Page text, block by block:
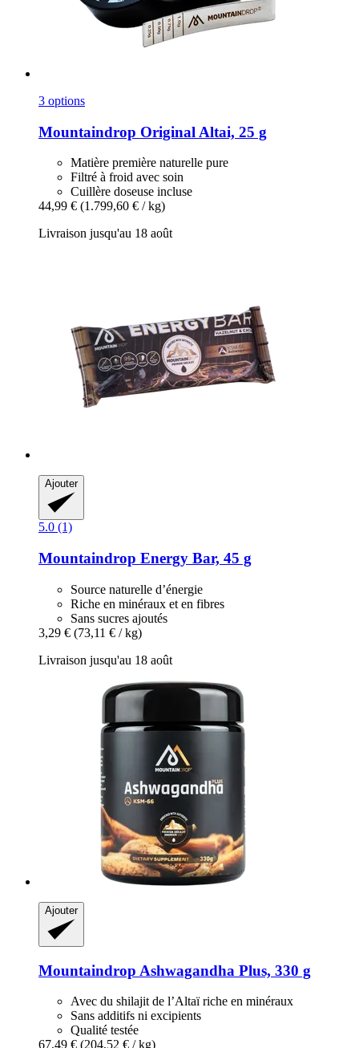
3 options
Mountaindrop Original Altai, 25 g
Matière première naturelle pure
Filtré à froid avec soin
Cuillère doseuse incluse
44,99 € (1.799,60 € / kg)
Livraison jusqu'au 18 août
Ajouter
5.0 (1)
Mountaindrop Energy Bar, 45 g
Source naturelle d’énergie
Riche en minéraux et en fibres
Sans sucres ajoutés
3,29 € (73,11 € / kg)
Livraison jusqu'au 18 août
Ajouter
Mountaindrop Ashwagandha Plus, 330 g
Avec du shilajit de l’Altaï riche en minéraux
Sans additifs ni excipients
Qualité testée
67,49 € (204,52 € / kg)